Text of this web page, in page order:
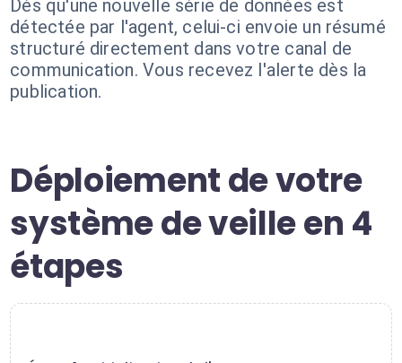
Dès qu'une nouvelle série de données est
détectée par l'agent, celui-ci envoie un résumé
structuré directement dans votre canal de
communication. Vous recevez l'alerte dès la
publication.
Déploiement de votre
système de veille en 4
étapes